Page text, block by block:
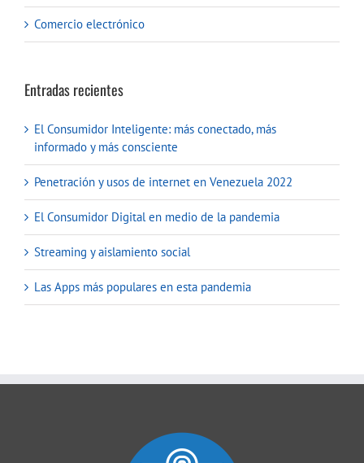
Comercio electrónico
Entradas recientes
El Consumidor Inteligente: más conectado, más
informado y más consciente
Penetración y usos de internet en Venezuela 2022
El Consumidor Digital en medio de la pandemia
Streaming y aislamiento social
Las Apps más populares en esta pandemia